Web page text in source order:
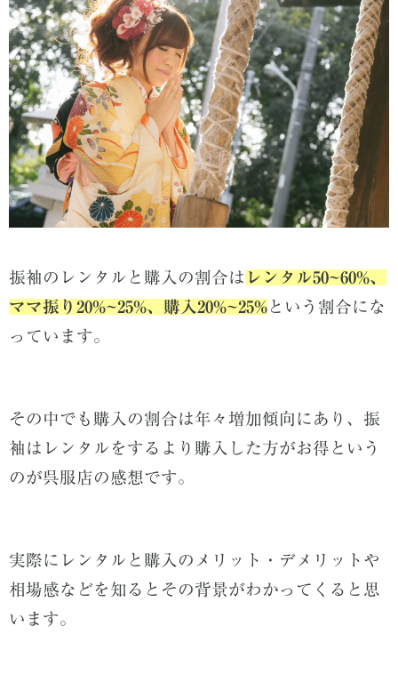
振袖のレンタルと購入の割合は レンタル50~60%、
ママ振り20%~25%、購入20%~25% という割合にな
っています。
その中でも購入の割合は年々増加傾向にあり、振
袖はレンタルをするより購入した方がお得という
のが呉服店の感想です。
実際にレンタルと購入のメリット・デメリットや
相場感などを知るとその背景がわかってくると思
います。